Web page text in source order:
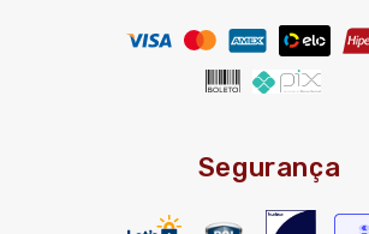
Segurança